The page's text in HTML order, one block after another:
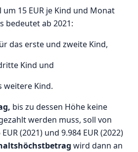
um 15 EUR je Kind und Monat
bedeutet ab 2021:
das erste und zweite Kind,
Kind und
weitere Kind.
bis zu dessen Höhe keine
werden muss, soll von
(2021) und 9.984 EUR (2022)
wird dann an